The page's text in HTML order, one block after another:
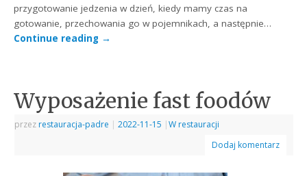
przygotowanie jedzenia w dzień, kiedy mamy czas na
gotowanie, przechowania go w pojemnikach, a następnie…
Continue reading →
Wyposażenie fast foodów
przez restauracja-padre | 2022-11-15 |W restauracji
Dodaj komentarz